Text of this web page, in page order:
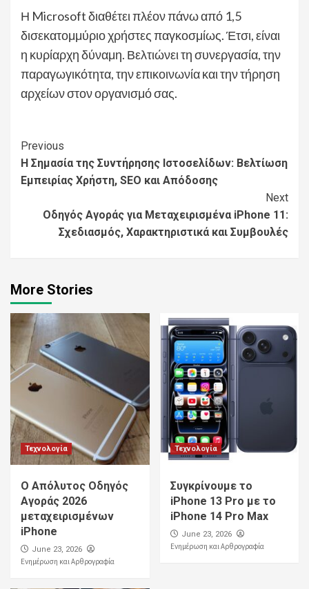
Η Microsoft διαθέτει πλέον πάνω από 1,5
δισεκατομμύριο χρήστες παγκοσμίως. Έτσι, είναι
η κυρίαρχη δύναμη. Βελτιώνει τη συνεργασία, την
παραγωγικότητα, την επικοινωνία και την τήρηση
αρχείων στον οργανισμό σας.
Continue
Reading
Previous
Η Σημασία της Συντήρησης Ιστοσελίδων: Βελτίωση
Εμπειρίας Χρήστη, SEO και Απόδοσης
Next
Οδηγός Αγοράς για Μεταχειρισμένα iPhone 11:
Σχεδιασμός, Χαρακτηριστικά και Συμβουλές
More Stories
Τεχνολογία
Ο Απόλυτος Οδηγός
Αγοράς 2026
μεταχειρισμένων
iPhone
June 23, 2026
Ενημέρωση και Αρθρογραφία
Τεχνολογία
Συγκρίνουμε το
iPhone 13 Pro με το
iPhone 14 Pro Max
June 23, 2026
Ενημέρωση και Αρθρογραφία